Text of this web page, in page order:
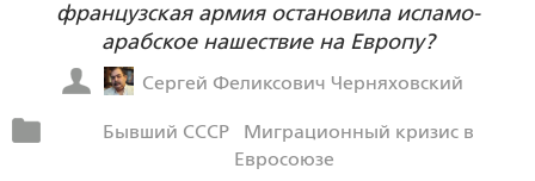
французская армия остановила исламо-
арабское нашествие на Европу?
Сергей Феликсович Черняховский
Бывший СССР
Миграционный кризис в
Евросоюзе